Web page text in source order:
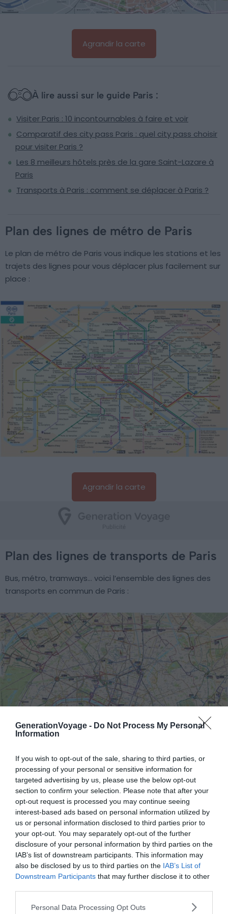
GenerationVoyage - Do Not Process My Personal
Information
If you wish to opt-out of the sale, sharing to third parties, or
processing of your personal or sensitive information for
targeted advertising by us, please use the below opt-out
section to confirm your selection. Please note that after your
opt-out request is processed you may continue seeing
interest-based ads based on personal information utilized by
us or personal information disclosed to third parties prior to
your opt-out. You may separately opt-out of the further
disclosure of your personal information by third parties on the
IAB’s list of downstream participants. This information may
also be disclosed by us to third parties on the IAB’s List of
Downstream Participants that may further disclose it to other
Personal Data Processing Opt Outs
Agrandir la carte
À lire aussi sur le guide Paris :
Visiter Paris : 10 incontournables à faire et voir
Comparatif des city pass Paris : quel city pass choisir
pour visiter Paris ?
Les 8 meilleurs hôtels près de la gare Saint-Lazare à
Paris
Transports à Paris : comment se déplacer à Paris ?
Plan des lignes de métro de Paris
Le plan de métro de Paris vous indique les stations et les
trajets des lignes pour vous déplacer plus facilement sur
place :
Agrandir la carte
Plan des lignes de transports de Paris
Bus, métro, tramways… voici l’ensemble des lignes des
transports en commun de Paris :
Agrandir la carte
métro est le meilleur moyen de transport. Les lignes du